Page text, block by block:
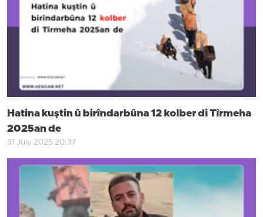
Hatina kuştin û birîndarbûna 12 kolber di Tîrmeha
2025an de
31 July 2025 20:37